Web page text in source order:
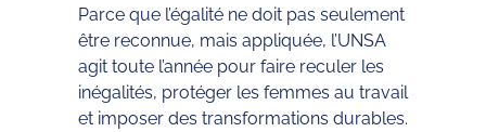
Parce que l’égalité ne doit pas seulement
être reconnue, mais appliquée, l’UNSA
agit toute l’année pour faire reculer les
inégalités, protéger les femmes au travail
et imposer des transformations durables.